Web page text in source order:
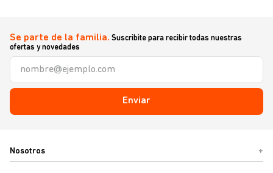
Se parte de la familia. Suscribite para recibir todas nuestras
ofertas y novedades
Enviar
Nosotros +